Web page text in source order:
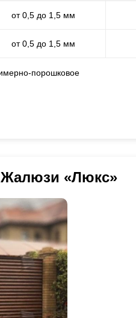
от 0,5 до 1,5 мм
от 0,5 до 1,5 мм
порошковое
«Люкс»